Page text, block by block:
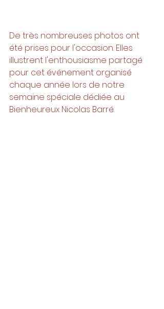
De très nombreuses photos ont
été prises pour l'occasion. Elles
illustrent l'enthousiasme partagé
pour cet événement organisé
chaque année lors de notre
semaine spéciale dédiée au
Bienheureux Nicolas Barré.